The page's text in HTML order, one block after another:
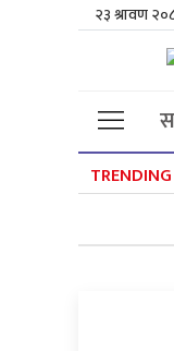
२३ श्रावण